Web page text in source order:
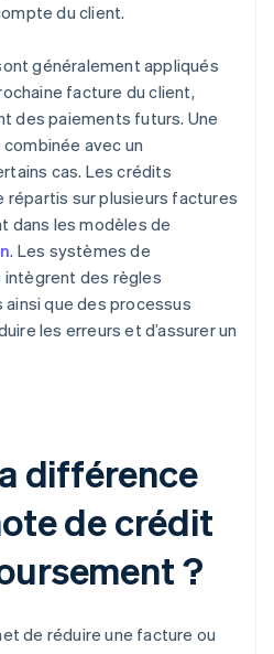
du client.
généralement appliqués
facture du client,
des paiements futurs. Une
avec un
cas. Les crédits
sur plusieurs factures
dans les modèles de
. Les systèmes de
des règles
ainsi que des processus
les erreurs et d’assurer un
différence
de crédit
?
de réduire une facture ou